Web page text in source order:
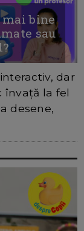
bine
sau
dar
învață la fel
desene,